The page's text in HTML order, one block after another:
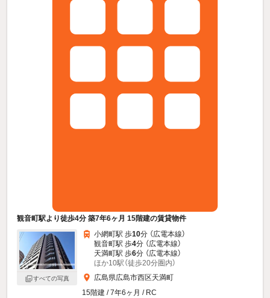
観音町駅より徒歩4分 築7年6ヶ月 15階建の賃貸物件
すべての写真
小網町駅 歩10分 （広電本線）
観音町駅 歩4分 （広電本線）
天満町駅 歩6分 （広電本線）
ほか10駅（徒歩20分圏内）
広島県広島市西区天満町
15階建 / 7年6ヶ月 / RC